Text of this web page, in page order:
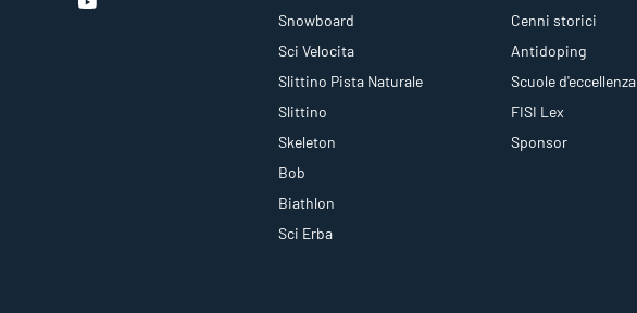
Snowboard
Sci Velocita
Slittino Pista Naturale
Slittino
Skeleton
Bob
Biathlon
Sci Erba
Cenni storici
Antidoping
Scuole d'eccellenza
FISI Lex
Sponsor